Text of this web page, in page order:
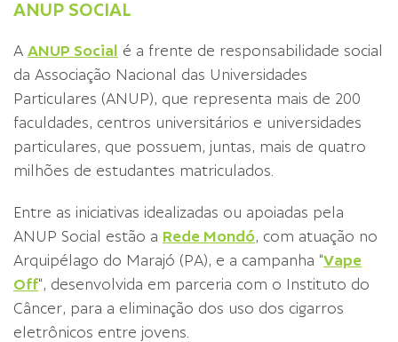
ANUP SOCIAL
A ANUP Social
é a frente de responsabilidade social
da Associação Nacional das Universidades
Particulares (ANUP), que representa mais de 200
faculdades, centros universitários e universidades
particulares, que possuem, juntas, mais de quatro
milhões de estudantes matriculados.
Entre as iniciativas idealizadas ou apoiadas pela
ANUP Social estão a Rede Mondó, com atuação no
Arquipélago do Marajó (PA), e a campanha “Vape
Off“, desenvolvida em parceria com o Instituto do
Câncer, para a eliminação dos uso dos cigarros
eletrônicos entre jovens.